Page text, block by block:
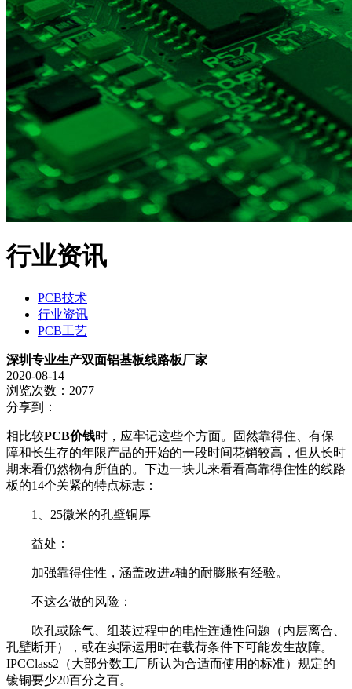
行业资讯
PCB技术
行业资讯
PCB工艺
深圳专业生产双面铝基板线路板厂家
2020-08-14
浏览次数：2077
分享到：
相比较PCB价钱时，应牢记这些个方面。固然靠得住、有保
障和长生存的年限产品的开始的一段时间花销较高，但从长时
期来看仍然物有所值的。下边一块儿来看看高靠得住性的线路
板的14个关紧的特点标志：
1、25微米的孔壁铜厚
益处：
加强靠得住性，涵盖改进z轴的耐膨胀有经验。
不这么做的风险：
吹孔或除气、组装过程中的电性连通性问题（内层离合、
孔壁断开），或在实际运用时在载荷条件下可能发生故障。
IPCClass2（大部分数工厂所认为合适而使用的标准）规定的
镀铜要少20百分之百。